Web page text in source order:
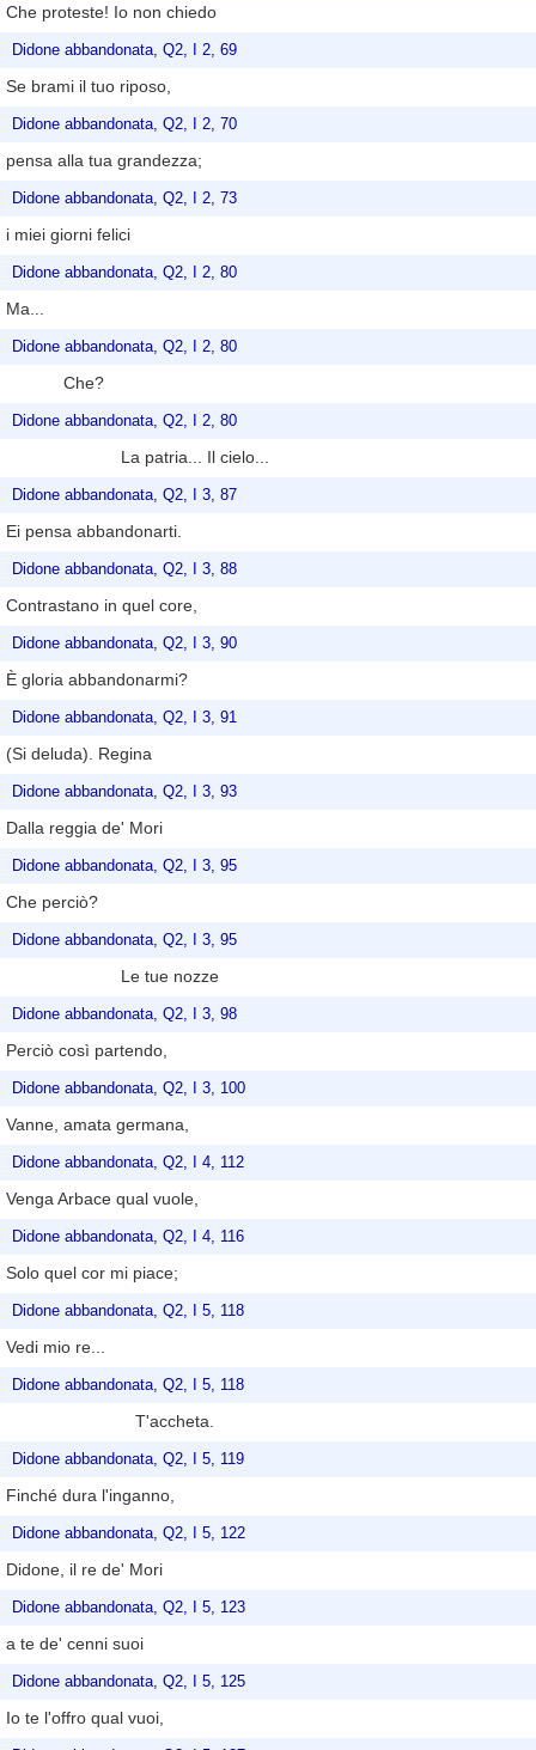
Che proteste! Io non chiedo
Didone abbandonata, Q2, I 2, 69
Se brami il tuo riposo,
Didone abbandonata, Q2, I 2, 70
pensa alla tua grandezza;
Didone abbandonata, Q2, I 2, 73
i miei giorni felici
Didone abbandonata, Q2, I 2, 80
Ma...
Didone abbandonata, Q2, I 2, 80
Che?
Didone abbandonata, Q2, I 2, 80
La patria... Il cielo...
Didone abbandonata, Q2, I 3, 87
Ei pensa abbandonarti.
Didone abbandonata, Q2, I 3, 88
Contrastano in quel core,
Didone abbandonata, Q2, I 3, 90
È gloria abbandonarmi?
Didone abbandonata, Q2, I 3, 91
(Si deluda). Regina
Didone abbandonata, Q2, I 3, 93
Dalla reggia de' Mori
Didone abbandonata, Q2, I 3, 95
Che perciò?
Didone abbandonata, Q2, I 3, 95
Le tue nozze
Didone abbandonata, Q2, I 3, 98
Perciò così partendo,
Didone abbandonata, Q2, I 3, 100
Vanne, amata germana,
Didone abbandonata, Q2, I 4, 112
Venga Arbace qual vuole,
Didone abbandonata, Q2, I 4, 116
Solo quel cor mi piace;
Didone abbandonata, Q2, I 5, 118
Vedi mio re...
Didone abbandonata, Q2, I 5, 118
T'accheta.
Didone abbandonata, Q2, I 5, 119
Finché dura l'inganno,
Didone abbandonata, Q2, I 5, 122
Didone, il re de' Mori
Didone abbandonata, Q2, I 5, 123
a te de' cenni suoi
Didone abbandonata, Q2, I 5, 125
Io te l'offro qual vuoi,